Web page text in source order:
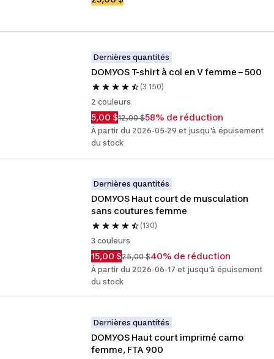
Dernières quantités
DOMYOS T-shirt à col en V femme – 500
(3 150)
2 couleurs
5,00 $12,00 $58% de réduction
À partir du 2026-05-29 et jusqu'à épuisement
du stock
Dernières quantités
DOMYOS Haut court de musculation
sans coutures femme
(130)
3 couleurs
15,00 $25,00 $40% de réduction
À partir du 2026-06-17 et jusqu'à épuisement
du stock
Dernières quantités
DOMYOS Haut court imprimé camo
femme, FTA 900